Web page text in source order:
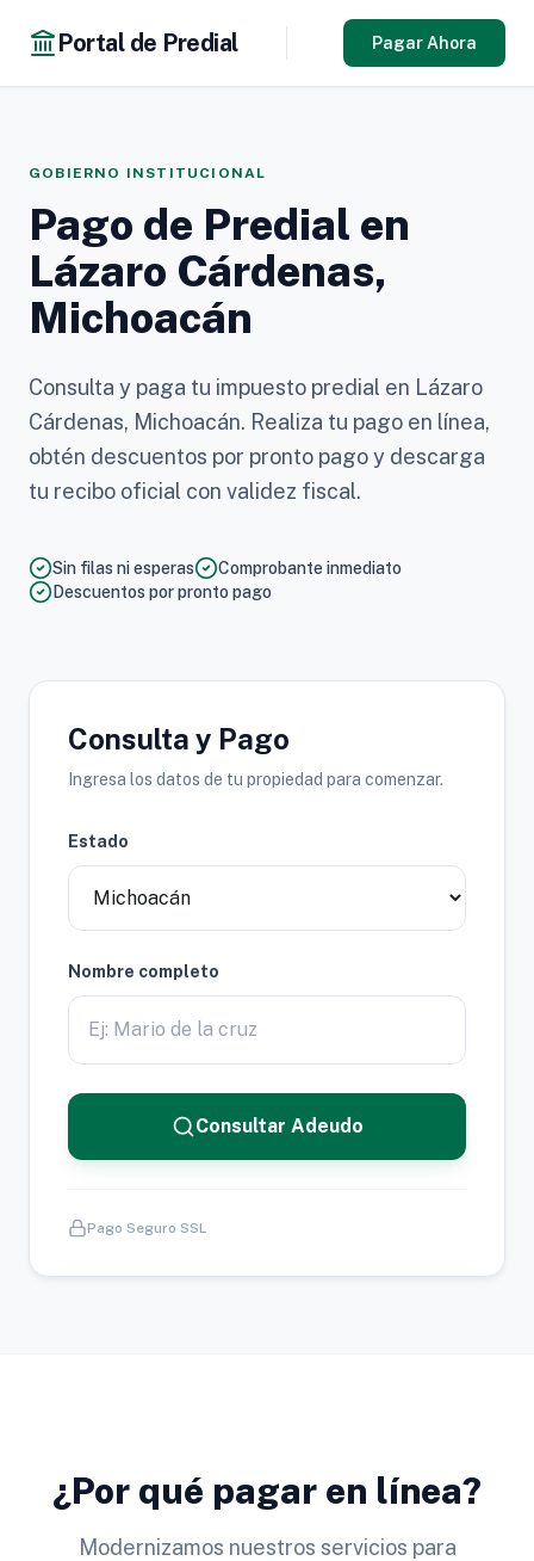
Portal de Predial Pagar Ahora
GOBIERNO INSTITUCIONAL
Pago de Predial en
Lázaro Cárdenas,
Michoacán
Consulta y paga tu impuesto predial en Lázaro
Cárdenas, Michoacán. Realiza tu pago en línea,
obtén descuentos por pronto pago y descarga
tu recibo oficial con validez fiscal.
Sin filas ni esperas
Comprobante inmediato
Descuentos por pronto pago
Consulta y Pago
Ingresa los datos de tu propiedad para comenzar.
Estado
Nombre completo
Consultar Adeudo
Pago Seguro SSL
¿Por qué pagar en línea?
Modernizamos nuestros servicios para